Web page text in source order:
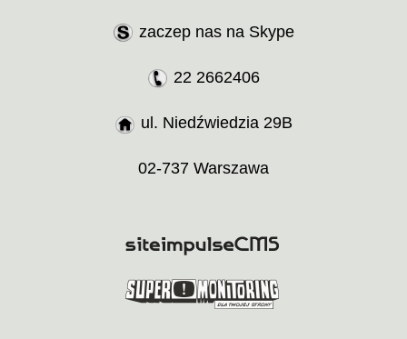
zaczep nas na Skype
22 2662406
ul. Niedźwiedzia 29B
02-737 Warszawa